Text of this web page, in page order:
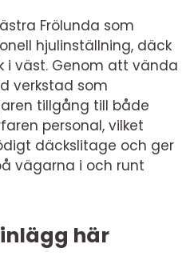
Frölunda som
hjulinställning, däck
i väst. Genom att vända
verkstad som
tillgång till både
personal, vilket
däckslitage och ger
vägarna i och runt
här